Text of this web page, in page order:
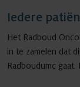
Iedere
Het Radboud
in te zamelen dat
Radboudumc gaat.